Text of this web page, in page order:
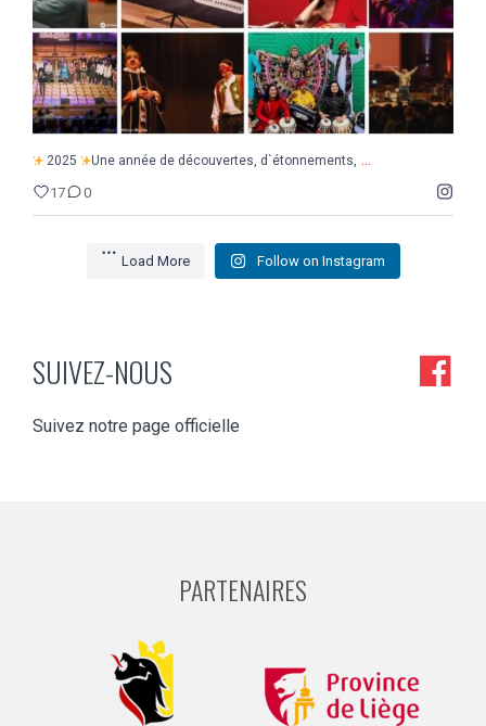
2025 Une année de découvertes, d`étonnements, ...
17 0
Load More Follow on Instagram
SUIVEZ-NOUS
Suivez notre page officielle
PARTENAIRES